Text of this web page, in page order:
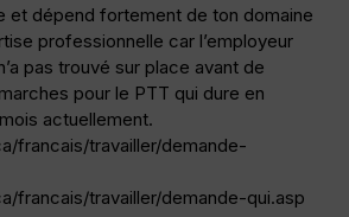
et dépend fortement de ton domaine
professionnelle car l’employeur
pas trouvé sur place avant de
pour le PTT qui dure en
actuellement.
francais/travailler/demande-
francais/travailler/demande-qui.asp